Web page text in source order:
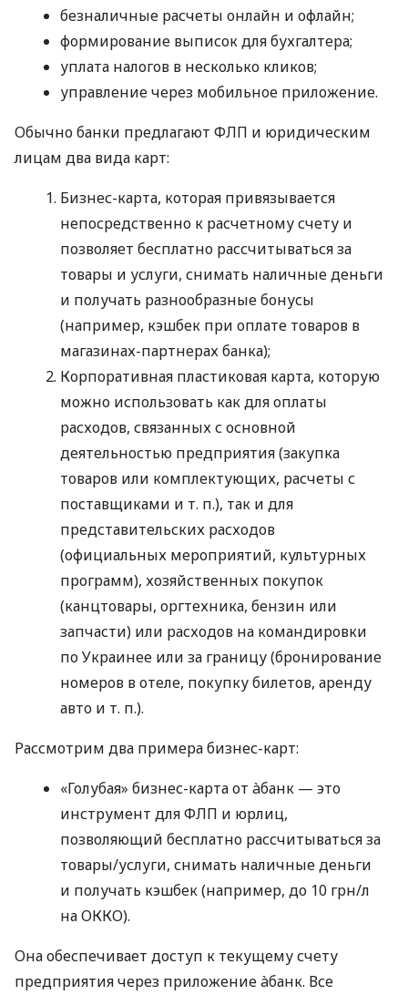
безналичные расчеты онлайн и офлайн;
формирование выписок для бухгалтера;
уплата налогов в несколько кликов;
управление через мобильное приложение.
Обычно банки предлагают ФЛП и юридическим
лицам два вида карт:
Бизнес-карта, которая привязывается
непосредственно к расчетному счету и
позволяет бесплатно рассчитываться за
товары и услуги, снимать наличные деньги
и получать разнообразные бонусы
(например, кэшбек при оплате товаров в
магазинах-партнерах банка);
Корпоративная пластиковая карта, которую
можно использовать как для оплаты
расходов, связанных с основной
деятельностью предприятия (закупка
товаров или комплектующих, расчеты с
поставщиками и т. п.), так и для
представительских расходов
(официальных мероприятий, культурных
программ), хозяйственных покупок
(канцтовары, оргтехника, бензин или
запчасти) или расходов на командировки
по Украинее или за границу (бронирование
номеров в отеле, покупку билетов, аренду
авто и т. п.).
Рассмотрим два примера бизнес-карт:
«Голубая» бизнес-карта от àбанк — это
инструмент для ФЛП и юрлиц,
позволяющий бесплатно рассчитываться за
товары/услуги, снимать наличные деньги
и получать кэшбек (например, до 10 грн/л
на ОККО).
Она обеспечивает доступ к текущему счету
предприятия через приложение àбанк. Все